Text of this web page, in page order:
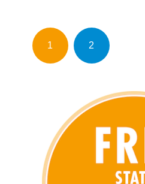
Seitennummerierung
Beiträge
1 2